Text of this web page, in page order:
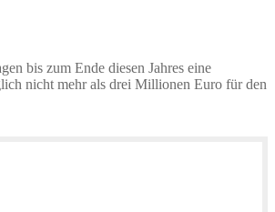
bis zum Ende diesen Jahres eine
nicht mehr als drei Millionen Euro für den